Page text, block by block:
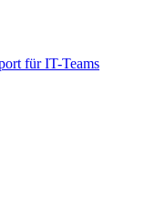
für IT-Teams